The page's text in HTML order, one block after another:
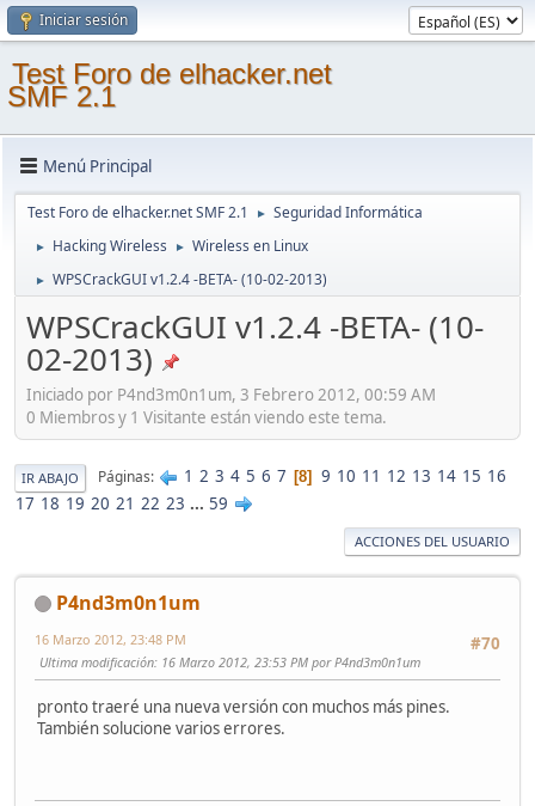
Iniciar sesión
Test Foro de elhacker.net
SMF 2.1
Menú Principal
Test Foro de elhacker.net SMF 2.1 ► Seguridad Informática
► Hacking Wireless ► Wireless en Linux
► WPSCrackGUI v1.2.4 -BETA- (10-02-2013)
WPSCrackGUI v1.2.4 -BETA- (10-
02-2013)
Iniciado por P4nd3m0n1um, 3 Febrero 2012, 00:59 AM
0 Miembros y 1 Visitante están viendo este tema.
IR ABAJO Páginas 1 2 3 4 5 6 7 8 9 10 11 12 13 14 15 16
17 18 19 20 21 22 23 ... 59
ACCIONES DEL USUARIO
P4nd3m0n1um
#70
16 Marzo 2012, 23:48 PM
Ultima modificación: 16 Marzo 2012, 23:53 PM por P4nd3m0n1um
pronto traeré una nueva versión con muchos más pines.
También solucione varios errores.